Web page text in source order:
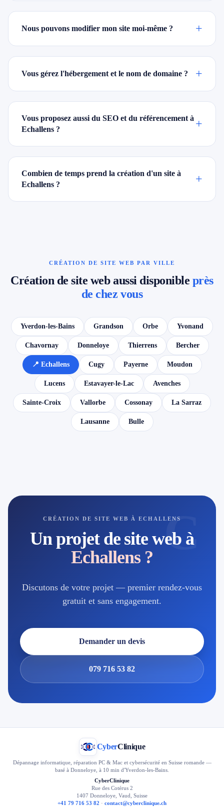
Nous pouvons modifier mon site moi-même ? +
Vous gérez l'hébergement et le nom de domaine ? +
Vous proposez aussi du SEO et du référencement à
Echallens ?
+
Combien de temps prend la création d'un site à
Echallens ?
+
CRÉATION DE SITE WEB PAR VILLE
Création de site web aussi disponible près
de chez vous
Yverdon-les-Bains Grandson Orbe Yvonand
Chavornay Donneloye Thierrens Bercher
📍 Echallens Cugy Payerne Moudon
Lucens Estavayer-le-Lac Avenches
Sainte-Croix Vallorbe Cossonay La Sarraz
Lausanne Bulle
C
CRÉATION DE SITE WEB À ECHALLENS
Un projet de site web à
Echallens ?
Discutons de votre projet — premier rendez-vous
gratuit et sans engagement.
Demander un devis
079 716 53 82
CyberClinique
Dépannage informatique, réparation PC & Mac et cybersécurité en Suisse romande —
basé à Donneloye, à 10 min d'Yverdon-les-Bains.
CyberClinique
Rue des Cotérus 2
1407 Donneloye, Vaud, Suisse
+41 79 716 53 82 · contact@cyberclinique.ch